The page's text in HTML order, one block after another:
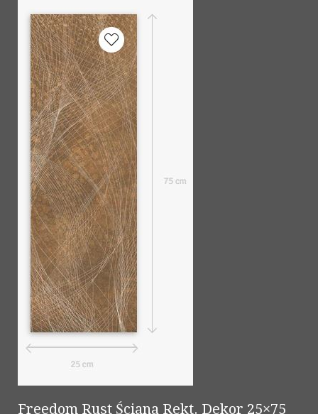
Freedom Rust Ściana Rekt. Dekor 25×75